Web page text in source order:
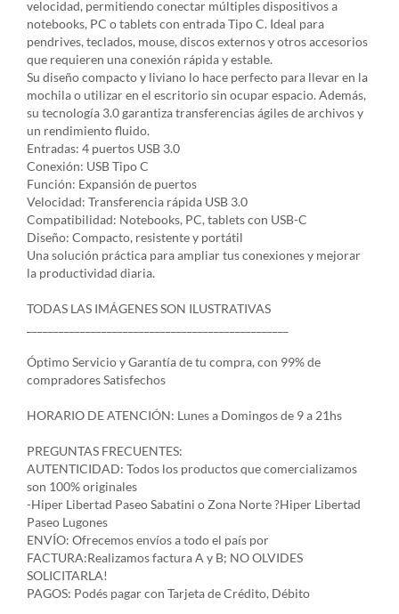
velocidad, permitiendo conectar múltiples dispositivos a
notebooks, PC o tablets con entrada Tipo C. Ideal para
pendrives, teclados, mouse, discos externos y otros accesorios
que requieren una conexión rápida y estable.
Su diseño compacto y liviano lo hace perfecto para llevar en la
mochila o utilizar en el escritorio sin ocupar espacio. Además,
su tecnología 3.0 garantiza transferencias ágiles de archivos y
un rendimiento fluido.
Entradas: 4 puertos USB 3.0
Conexión: USB Tipo C
Función: Expansión de puertos
Velocidad: Transferencia rápida USB 3.0
Compatibilidad: Notebooks, PC, tablets con USB-C
Diseño: Compacto, resistente y portátil
Una solución práctica para ampliar tus conexiones y mejorar
la productividad diaria.
TODAS LAS IMÁGENES SON ILUSTRATIVAS
Óptimo Servicio y Garantía de tu compra, con 99% de
compradores Satisfechos
HORARIO DE ATENCIÓN: Lunes a Domingos de 9 a 21hs
PREGUNTAS FRECUENTES:
AUTENTICIDAD: Todos los productos que comercializamos
son 100% originales
-Hiper Libertad Paseo Sabatini o Zona Norte ?Hiper Libertad
Paseo Lugones
ENVÍO: Ofrecemos envíos a todo el país por
FACTURA:Realizamos factura A y B; NO OLVIDES
SOLICITARLA!
PAGOS: Podés pagar con Tarjeta de Crédito, Débito